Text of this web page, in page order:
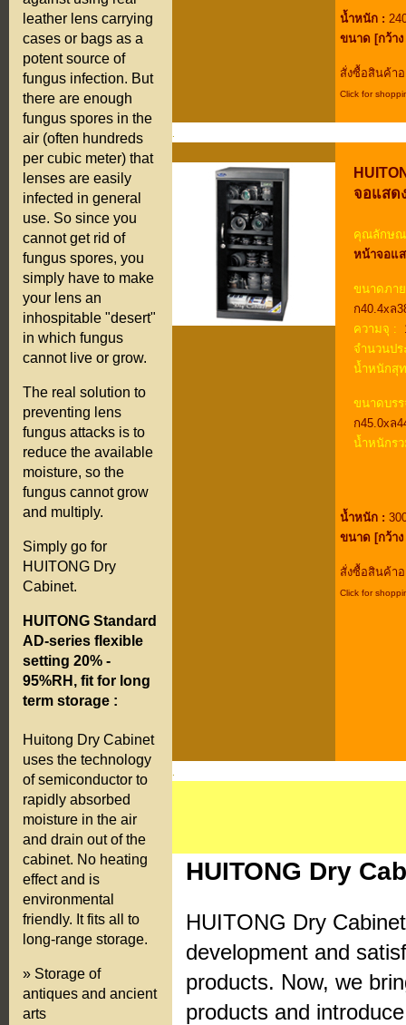
leather lens carrying
cases or bags as a
potent source of
fungus infection. But
there are enough
fungus spores in the
air (often hundreds
per cubic meter) that
lenses are easily
infected in general
use. So since you
cannot get rid of
fungus spores, you
simply have to make
your lens an
inhospitable "desert"
in which fungus
cannot live or grow.
The real solution to
preventing lens
fungus attacks is to
reduce the available
moisture, so the
fungus cannot grow
and multiply.
Simply go for
HUITONG Dry
Cabinet.
HUITONG Standard
AD-series flexible
setting 20% -
95%RH, fit for long
term storage :
Huitong Dry Cabinet
uses the technology
of semiconductor to
rapidly absorbed
moisture in the air
and drain out of the
cabinet. No heating
effect and is
environmental
friendly. It fits all to
long-range storage.
» Storage of
antiques and ancient
arts
น้ำหนัก :
ขนาด [กว้า
สั่งซื้อสินค้า
Click for
จอแสด
คุณลักษณ
หน้าจอแ
ขนาดภา
ก40.4xล
ความจุ :
จำนวนป
น้ำหนักสุ
ขนาดบร
ก45.0xล
น้ำหนักร
น้ำหนัก :
ขนาด [กว้า
สั่งซื้อสินค้า
Click for
HUITONG Dry
HUITONG Dry
development and
products. Now, we
products and